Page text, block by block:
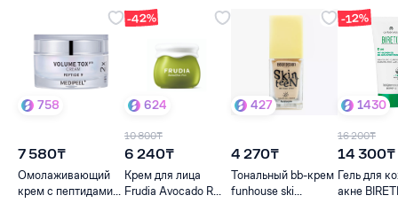
758
7 580₸
Омолаживающий
крем с пептидами...
-42%
624
10 800₸
6 240₸
Крем для лица
Frudia Avocado R...
427
4 270₸
Тональный bb-крем
funhouse ski...
-12%
1430
16 200₸
14 300₸
Гель для
акне